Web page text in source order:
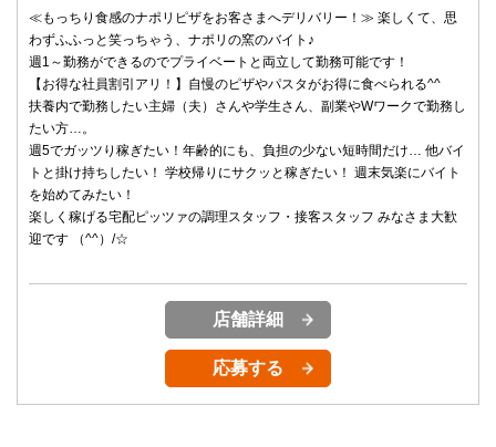
≪もっちり食感のナポリピザをお客さまへデリバリー！≫ 楽しくて、思
わずふふっと笑っちゃう、ナポリの窯のバイト♪
週1～勤務ができるのでプライベートと両立して勤務可能です！
【お得な社員割引アリ！】自慢のピザやパスタがお得に食べられる^^
扶養内で勤務したい主婦（夫）さんや学生さん、副業やWワークで勤務し
たい方…。
週5でガッツり稼ぎたい！年齢的にも、負担の少ない短時間だけ… 他バイ
トと掛け持ちしたい！ 学校帰りにサクッと稼ぎたい！ 週末気楽にバイト
を始めてみたい！
楽しく稼げる宅配ピッツァの調理スタッフ・接客スタッフ みなさま大歓
迎です （^^）/☆
店舗詳細
応募する